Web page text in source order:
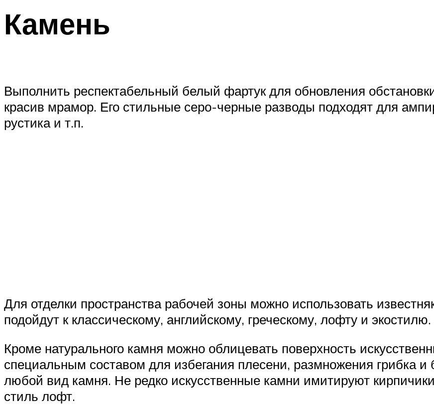
Камень
Выполнить респектабельный белый фартук для обновления
красив мрамор. Его стильные серо-черные разводы подходят для
рустика и т.п.
Для отделки пространства рабочей зоны можно использовать
подойдут к классическому, английскому, греческому, лофту и экостилю.
Кроме натурального камня можно облицевать поверхность
специальным составом для избегания плесени, размножения грибка
любой вид камня. Не редко искусственные камни имитируют
стиль лофт.